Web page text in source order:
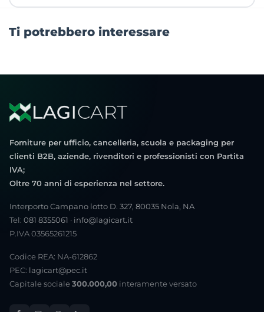
Ti potrebbero interessare
Forniture per ufficio, cancelleria, scuola e packaging per
clienti B2B, aziende, rivenditori e professionisti con Partita
IVA;
Oltre 70 anni di esperienza nel settore.
Interporto Campano lotto D. 327, 80035 Nola, NA
Tel: 081 8355061 · info@lagicart.it
P.IVA 03565261215
Codice REA: NA-612862
PEC: lagicart@pec.it
Capitale sociale 300.000,00 interamente versato